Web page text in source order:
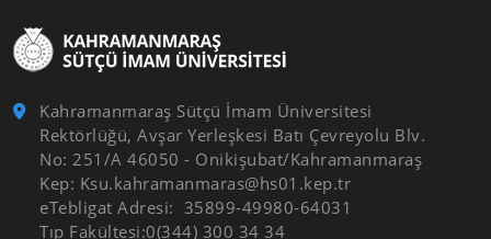
Kahramanmaraş Sütçü İmam Üniversitesi
Rektörlüğü, Avşar Yerleşkesi Batı Çevreyolu Blv.
No: 251/A 46050 - Onikişubat/Kahramanmaraş
Kep: Ksu.kahramanmaras@hs01.kep.tr
eTebligat Adresi: 35899-49980-64031
Tıp Fakültesi:0(344) 300 34 34